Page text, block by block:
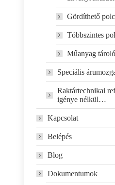
Gördíthető
Többszintes
Műanyag
Speciális
Raktártechnikai
igénye nélkül…
Kapcsolat
Belépés
Blog
Dokumentumok